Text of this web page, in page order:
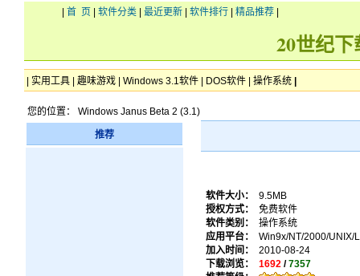
首 页 软件分类 最近更新 软件排行 精品推荐
20世纪
实用工具 趣味游戏 Windows 3.1软件 DOS软件 操作系统
您的位置： Windows Janus Beta 2 (3.1)
推荐
软件大小：
9.5MB
授权方式：
免费软件
软件类别：
操作系统
应用平台：
Win9x/NT/2000/UNIX/
加入时间：
2010-08-24
下载浏览：
1692 /7357